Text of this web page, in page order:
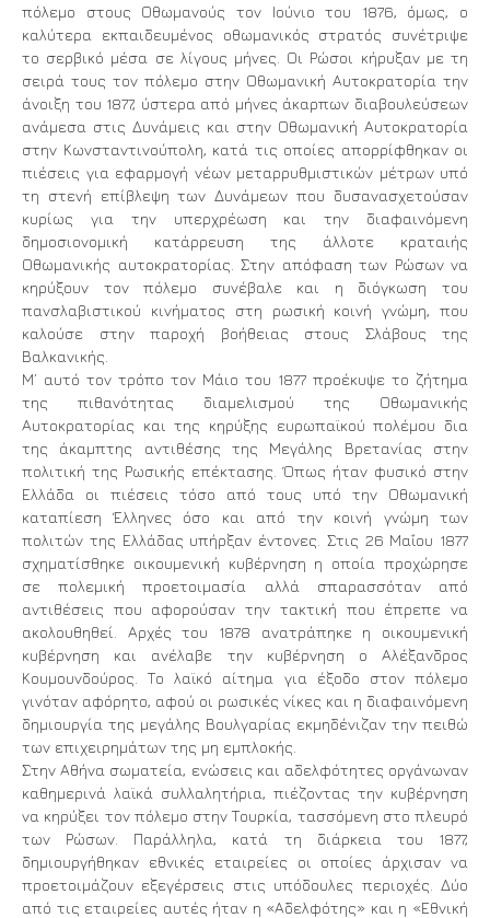
πόλεμο στους Οθωμανούς τον Ιούνιο του 1876, όμως, ο
καλύτερα εκπαιδευμένος οθωμανικός στρατός συνέτριψε
το σερβικό μέσα σε λίγους μήνες. Οι Ρώσοι κήρυξαν με τη
σειρά τους τον πόλεμο στην Οθωμανική Αυτοκρατορία την
άνοιξη του 1877, ύστερα από μήνες άκαρπων διαβουλεύσεων
ανάμεσα στις Δυνάμεις και στην Οθωμανική Αυτοκρατορία
στην Κωνσταντινούπολη, κατά τις οποίες απορρίφθηκαν οι
πιέσεις για εφαρμογή νέων μεταρρυθμιστικών μέτρων υπό
τη στενή επίβλεψη των Δυνάμεων που δυσανασχετούσαν
κυρίως για την υπερχρέωση και την διαφαινόμενη
δημοσιονομική κατάρρευση της άλλοτε κραταιής
Οθωμανικής αυτοκρατορίας. Στην απόφαση των Ρώσων να
κηρύξουν τον πόλεμο συνέβαλε και η διόγκωση του
πανσλαβιστικού κινήματος στη ρωσική κοινή γνώμη, που
καλούσε στην παροχή βοήθειας στους Σλάβους της
Βαλκανικής.
Μ’ αυτό τον τρόπο τον Μάιο του 1877 προέκυψε το ζήτημα
της πιθανότητας διαμελισμού της Οθωμανικής
Αυτοκρατορίας και της κηρύξης ευρωπαϊκού πολέμου δια
της άκαμπτης αντιθέσης της Μεγάλης Βρετανίας στην
πολιτική της Ρωσικής επέκτασης. Όπως ήταν φυσικό στην
Ελλάδα οι πιέσεις τόσο από τους υπό την Οθωμανική
καταπίεση Έλληνες όσο και από την κοινή γνώμη των
πολιτών της Ελλάδας υπήρξαν έντονες. Στις 26 Μαΐου 1877
σχηματίσθηκε οικουμενική κυβέρνηση η οποία προχώρησε
σε πολεμική προετοιμασία αλλά σπαρασσόταν από
αντιθέσεις που αφορούσαν την τακτική που έπρεπε να
ακολουθηθεί. Αρχές του 1878 ανατράπηκε η οικουμενική
κυβέρνηση και ανέλαβε την κυβέρνηση ο Αλέξανδρος
Κουμουνδούρος. Το λαϊκό αίτημα για έξοδο στον πόλεμο
γινόταν αφόρητο, αφού οι ρωσικές νίκες και η διαφαινόμενη
δημιουργία της μεγάλης Βουλγαρίας εκμηδένιζαν την πειθώ
των επιχειρημάτων της μη εμπλοκής.
Στην Αθήνα σωματεία, ενώσεις και αδελφότητες οργάνωναν
καθημερινά λαϊκά συλλαλητήρια, πιέζοντας την κυβέρνηση
να κηρύξει τον πόλεμο στην Τουρκία, τασσόμενη στο πλευρό
των Ρώσων. Παράλληλα, κατά τη διάρκεια του 1877,
δημιουργήθηκαν εθνικές εταιρείες οι οποίες άρχισαν να
προετοιμάζουν εξεγέρσεις στις υπόδουλες περιοχές. Δύο
από τις εταιρείες αυτές ήταν η «Αδελφότης» και η «Εθνική